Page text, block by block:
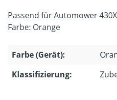
Passend für Automower 430X
Farbe: Orange
Farbe (Gerät):
Klassifizierung: